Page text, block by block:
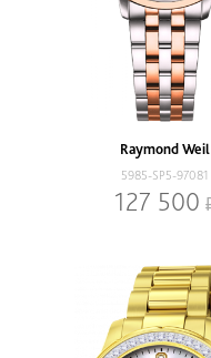
Raymond Weil
5985-SP5-97081
127 500